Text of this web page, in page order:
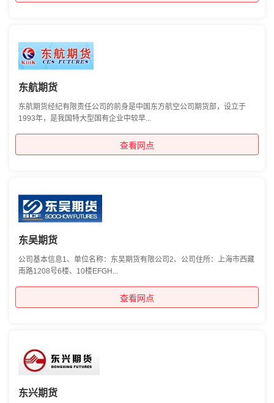
东航期货
东航期货经纪有限责任公司的前身是中国东方航空公司期货部，设立于
1993年，是我国特大型国有企业中较早...
查看网点
东吴期货
公司基本信息1、单位名称：东吴期货有限公司2、公司住所：上海市西藏
南路1208号6楼、10楼EFGH...
查看网点
东兴期货